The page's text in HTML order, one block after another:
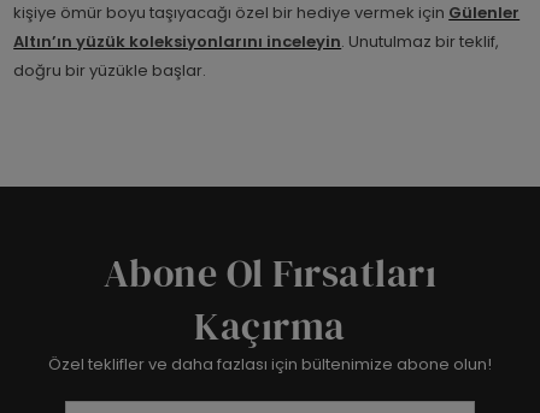
kişiye ömür boyu taşıyacağı özel bir hediye vermek için Gülenler
Altın’ın yüzük koleksiyonlarını inceleyin. Unutulmaz bir teklif,
doğru bir yüzükle başlar.
Abone Ol Fırsatları
Kaçırma
Özel teklifler ve daha fazlası için bültenimize abone olun!